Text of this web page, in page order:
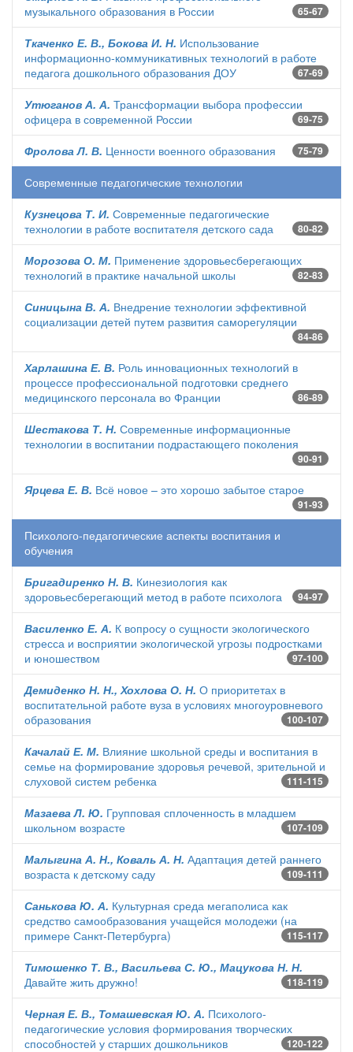
музыкального образования в России
65-67
Ткаченко Е. В., Бокова И. Н. Использование
информационно-коммуникативных технологий в работе
педагога дошкольного образования ДОУ
67-69
Утюганов А. А. Трансформации выбора профессии
офицера в современной России
69-75
Фролова Л. В. Ценности военного образования 75-79
Современные педагогические технологии
Кузнецова Т. И. Современные педагогические
технологии в работе воспитателя детского сада
80-82
Морозова О. М. Применение здоровьесберегающих
технологий в практике начальной школы
82-83
Синицына В. А. Внедрение технологии эффективной
социализации детей путем развития саморегуляции
84-86
Харлашина Е. В. Роль инновационных технологий в
процессе профессиональной подготовки среднего
медицинского персонала во Франции
86-89
Шестакова Т. Н. Современные информационные
технологии в воспитании подрастающего поколения
90-91
Ярцева Е. В. Всё новое – это хорошо забытое старое
91-93
Психолого-педагогические аспекты воспитания и
обучения
Бригадиренко Н. В. Кинезиология как
здоровьесберегающий метод в работе психолога
94-97
Василенко Е. А. К вопросу о сущности экологического
стресса и восприятии экологической угрозы подростками
и юношеством
97-100
Демиденко Н. Н., Хохлова О. Н. О приоритетах в
воспитательной работе вуза в условиях многоуровневого
образования
100-107
Качалай Е. М. Влияние школьной среды и воспитания в
семье на формирование здоровья речевой, зрительной и
слуховой систем ребенка
111-115
Мазаева Л. Ю. Групповая сплоченность в младшем
школьном возрасте
107-109
Малыгина А. Н., Коваль А. Н. Адаптация детей раннего
возраста к детскому саду
109-111
Санькова Ю. А. Культурная среда мегаполиса как
средство самообразования учащейся молодежи (на
примере Санкт-Петербурга)
115-117
Тимошенко Т. В., Васильева С. Ю., Мацукова Н. Н.
Давайте жить дружно!
118-119
Черная Е. В., Томашевская Ю. А. Психолого-
педагогические условия формирования творческих
способностей у старших дошкольников
120-122